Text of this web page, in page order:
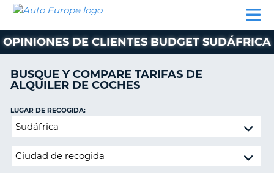
ALQUILER
COCHES
ALQUILER DE
AUTOCARAVANAS
AUTO
EUROPE
ALQUILER
COCHES
ALQUILER
DE
AUTOCARAVANAS
AYUDA
CUENTA
OPINIONES DE CLIENTES BUDGET SUDÁFRICA
BUSQUE Y COMPARE TARIFAS DE
ALQUILER DE COCHES
Devolución
una
LUGAR DE RECOGIDA: